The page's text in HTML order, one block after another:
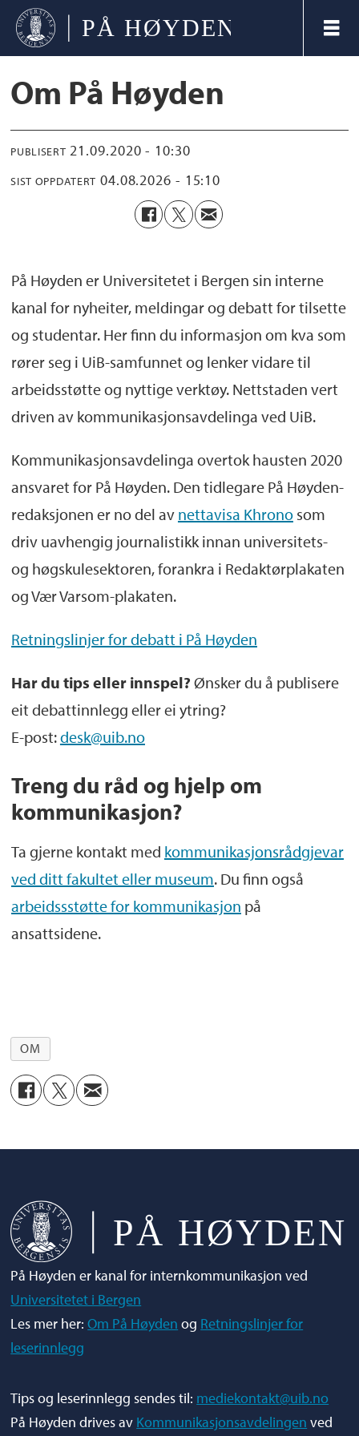
Om På Høyden
PUBLISERT 21.09.2020 - 10:30
SIST OPPDATERT 04.08.2026 - 15:10
På Høyden er Universitetet i Bergen sin interne
kanal for nyheiter, meldingar og debatt for tilsette
og studentar. Her finn du informasjon om kva som
rører seg i UiB-samfunnet og lenker vidare til
arbeidsstøtte og nyttige verktøy. Nettstaden vert
driven av kommunikasjonsavdelinga ved UiB.
Kommunikasjonsavdelinga overtok hausten 2020
ansvaret for På Høyden. Den tidlegare På Høyden-
redaksjonen er no del av nettavisa Khronosom
driv uavhengig journalistikk innan universitets-
og høgskulesektoren, forankra i Redaktørplakaten
og Vær Varsom-plakaten.
Retningslinjer for debatt i På Høyden
Har du tips eller innspel? Ønsker du å publisere
eit debattinnlegg eller ei ytring?
E-post:desk@uib.no
Treng du råd og hjelp om
kommunikasjon?
Ta gjerne kontakt med kommunikasjonsrådgjevar
ved ditt fakultet eller museum. Du finn også
arbeidssstøtte for kommunikasjon på
ansattsidene.
OM
På Høyden er kanal for internkommunikasjon ved
Universitetet i Bergen
Les mer her:Om På Høyden og Retningslinjer for
leserinnlegg
Tips og leserinnlegg sendes til: mediekontakt@uib.no
På Høyden drives av Kommunikasjonsavdelingen ved